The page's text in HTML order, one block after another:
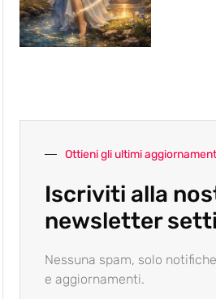
Ottieni gli ultimi
Iscriviti alla
newsletter
Nessuna spam, solo
e aggiornamenti.